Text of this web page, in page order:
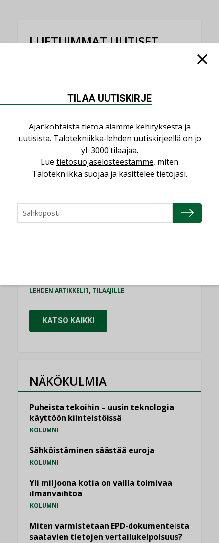
LUETUIMMAT UUTISET
LEHDEN ARTIKKELIT
”Asiakkaat hakevat kumppaneita, jotka
yhdistävät useita teknisiä osaamisalueita
saman katon alle”
AJANKOHTAISTA
Kolumni: Ilmastonmuutos muuttaa
KOLUMNI,LEHDEN ARTIKKELIT,TILAAJILLE
Bravida sai LVI-urakoita koulujen
LEHDEN ARTIKKELIT, TILAAJILLE
KATSO KAIKKI
NÄKÖKULMIA
Puheista tekoihin – uusin teknologia
käyttöön kiinteistöissä
KOLUMNI
Sähköistäminen säästää euroja
KOLUMNI
Yli miljoona kotia on vailla toimivaa
ilmanvaihtoa
KOLUMNI
Miten varmistetaan EPD-dokumenteista
saatavien tietojen vertailukelpoisuus?
TILAA UUTISKIRJE
Ajankohtaista tietoa alamme kehityksestä ja
uutisista. Talotekniikka-lehden uutiskirjeellä on jo
yli 3000 tilaajaa.
Lue tietosuojaselosteestamme, miten
Talotekniikka suojaa ja käsittelee tietojasi.